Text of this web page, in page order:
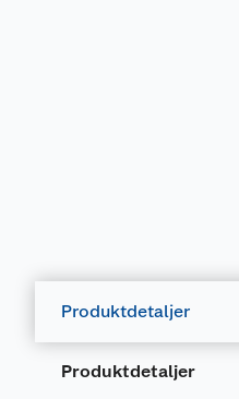
Produktdetaljer
Produktdetaljer